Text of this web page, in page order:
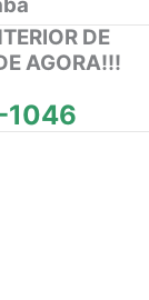
DE
AGORA!!!